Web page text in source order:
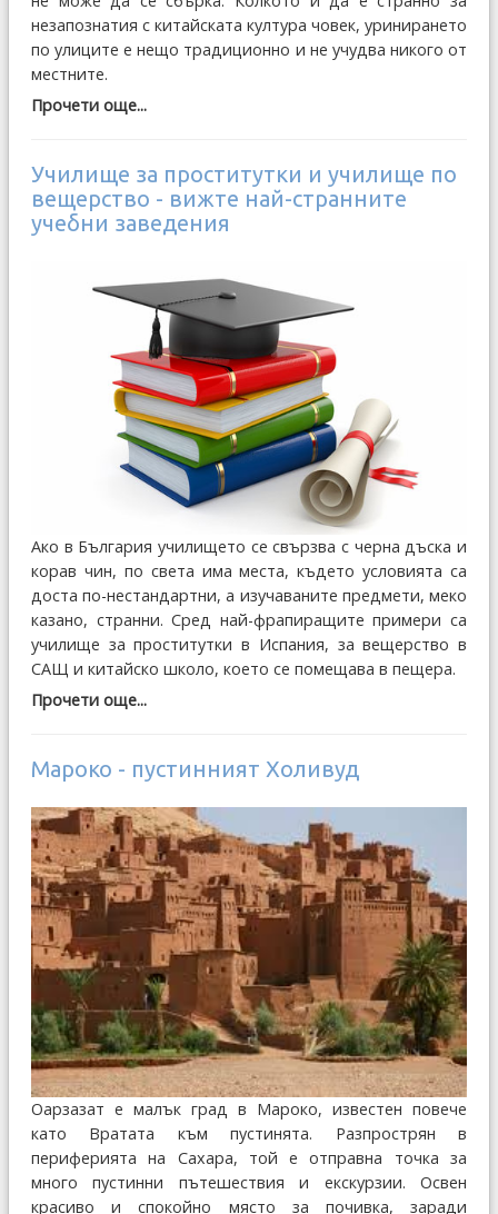
незапознатия с китайската култура човек, уринирането
по улиците е нещо традиционно и не учудва никого от
местните.
Прочети още...
Училище за проститутки и училище по
вещерство - вижте най-странните
учебни заведения
Ако в България училището се свързва с черна дъска и
корав чин, по света има места, където условията са
доста по-нестандартни, а изучаваните предмети, меко
казано, странни. Сред най-фрапиращите примери са
училище за проститутки в Испания, за вещерство в
САЩ и китайско школо, което се помещава в пещера.
Прочети още...
Мароко - пустинният Холивуд
Оарзазат е малък град в Мароко, известен повече
като Вратата към пустинята. Разпрострян в
периферията на Сахара, той е отправна точка за
много пустинни пътешествия и екскурзии. Освен
красиво и спокойно място за почивка, заради